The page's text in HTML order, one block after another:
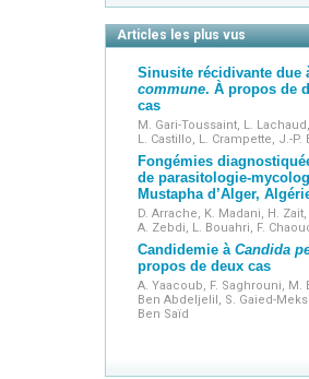
Articles les plus vus
Sinusite récidivante due
commune. À propos de
cas
M. Gari-Toussaint, L.
L. Castillo, L. Crampette, J.-P.
Fongémies
de parasitologie-
Mustapha d’Alger,
D. Arrache, K. Madani, H.
A. Zebdi, L. Bouahri, F.
Candidemie à Candida
propos de deux cas
A. Yaacoub, F. Saghrouni,
Ben Abdeljelil, S. Gaied-
Ben Saïd